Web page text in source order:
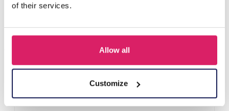
of their services.
Allow all
Customize
A-F23.2 B2574-015G Stainless Steel Bangle 8mm